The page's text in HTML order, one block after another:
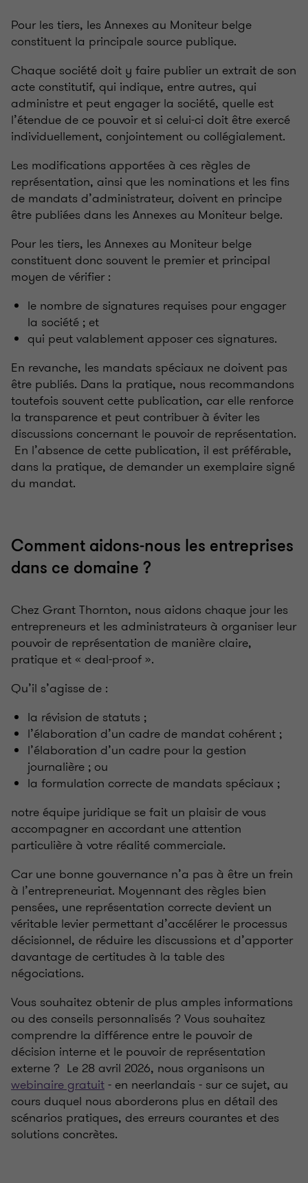
Pour les tiers, les Annexes au Moniteur belge
constituent la principale source publique.
Chaque société doit y faire publier un extrait de son
acte constitutif, qui indique, entre autres, qui
administre et peut engager la société, quelle est
l’étendue de ce pouvoir et si celui-ci doit être exercé
individuellement, conjointement ou collégialement.
Les modifications apportées à ces règles de
représentation, ainsi que les nominations et les fins
de mandats d’administrateur, doivent en principe
être publiées dans les Annexes au Moniteur belge.
Pour les tiers, les Annexes au Moniteur belge
constituent donc souvent le premier et principal
moyen de vérifier :
le nombre de signatures requises pour engager
la société ; et
qui peut valablement apposer ces signatures.
En revanche, les mandats spéciaux ne doivent pas
être publiés. Dans la pratique, nous recommandons
toutefois souvent cette publication, car elle renforce
la transparence et peut contribuer à éviter les
discussions concernant le pouvoir de représentation.
En l’absence de cette publication, il est préférable,
dans la pratique, de demander un exemplaire signé
du mandat.
Comment aidons-nous les entreprises
dans ce domaine ?
Chez Grant Thornton, nous aidons chaque jour les
entrepreneurs et les administrateurs à organiser leur
pouvoir de représentation de manière claire,
pratique et « deal-proof ».
Qu’il s’agisse de :
la révision de statuts ;
l’élaboration d’un cadre de mandat cohérent ;
l’élaboration d’un cadre pour la gestion
journalière ; ou
la formulation correcte de mandats spéciaux ;
notre équipe juridique se fait un plaisir de vous
accompagner en accordant une attention
particulière à votre réalité commerciale.
Car une bonne gouvernance n’a pas à être un frein
à l’entrepreneuriat. Moyennant des règles bien
pensées, une représentation correcte devient un
véritable levier permettant d’accélérer le processus
décisionnel, de réduire les discussions et d’apporter
davantage de certitudes à la table des
négociations.
Vous souhaitez obtenir de plus amples informations
ou des conseils personnalisés ? Vous souhaitez
comprendre la différence entre le pouvoir de
décision interne et le pouvoir de représentation
externe ? Le 28 avril 2026, nous organisons un
webinaire gratuit- en neerlandais - sur ce sujet, au
cours duquel nous aborderons plus en détail des
scénarios pratiques, des erreurs courantes et des
solutions concrètes.